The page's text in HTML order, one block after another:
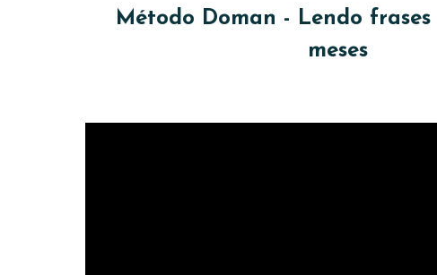
Método Doman - Lendo frases
meses